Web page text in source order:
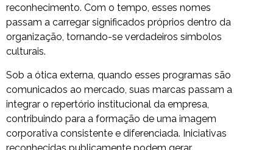
reconhecimento. Com o tempo, esses nomes
passam a carregar significados próprios dentro da
organização, tornando-se verdadeiros símbolos
culturais.
Sob a ótica externa, quando esses programas são
comunicados ao mercado, suas marcas passam a
integrar o repertório institucional da empresa,
contribuindo para a formação de uma imagem
corporativa consistente e diferenciada. Iniciativas
reconhecidas publicamente podem gerar